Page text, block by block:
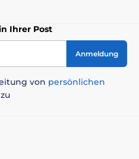
Ihrer Post
Anmeldung
von persönlichen